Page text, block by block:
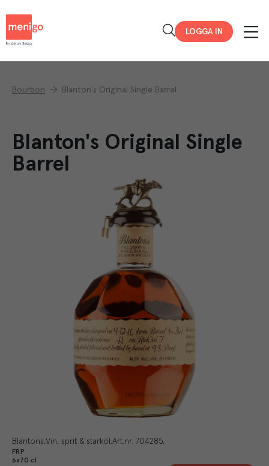
LOGGA IN
Bourbon Blanton's Original Single Barrel
Blanton's Original Single
Barrel
Blantons Vin, sprit & starköl Art.nr. 704285
FRP
6x70 cl